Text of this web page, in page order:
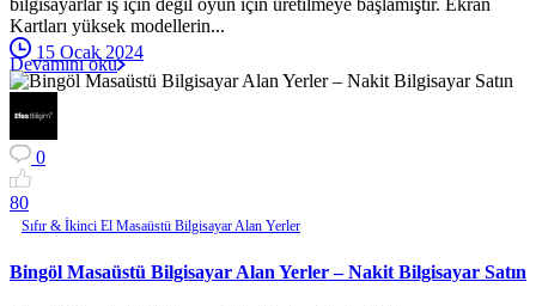
bilgisayarlar iş için değil oyun için üretilmeye başlamıştır. Ekran
Kartları yüksek modellerin...
15 Ocak 2024
Devamını oku
0
80
Sıfır & İkinci El Masaüstü Bilgisayar Alan Yerler
Bingöl Masaüstü Bilgisayar Alan Yerler – Nakit Bilgisayar Satın